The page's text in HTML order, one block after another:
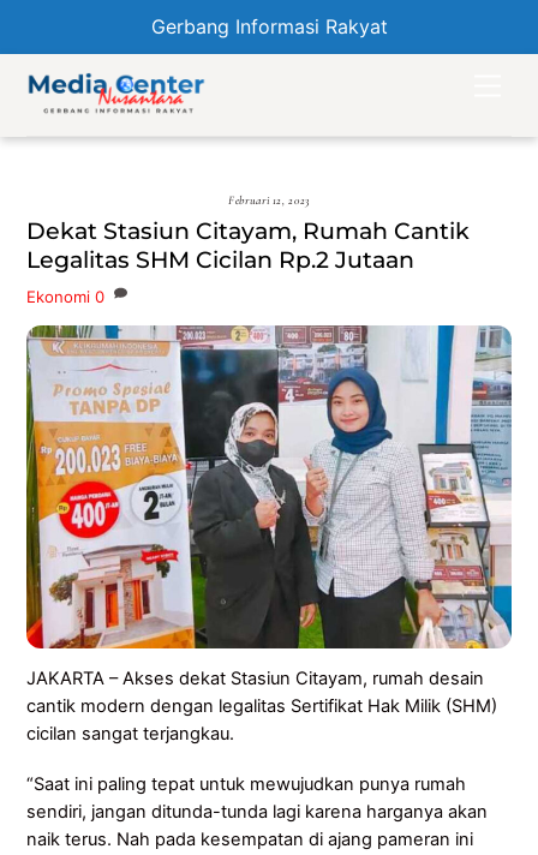
Gerbang Informasi Rakyat
content
Februari 12, 2023
Dekat Stasiun Citayam, Rumah Cantik
Legalitas SHM Cicilan Rp.2 Jutaan
Ekonomi 0
JAKARTA – Akses dekat Stasiun Citayam, rumah desain
cantik modern dengan legalitas Sertifikat Hak Milik (SHM)
cicilan sangat terjangkau.
“Saat ini paling tepat untuk mewujudkan punya rumah
sendiri, jangan ditunda-tunda lagi karena harganya akan
naik terus. Nah pada kesempatan di ajang pameran ini